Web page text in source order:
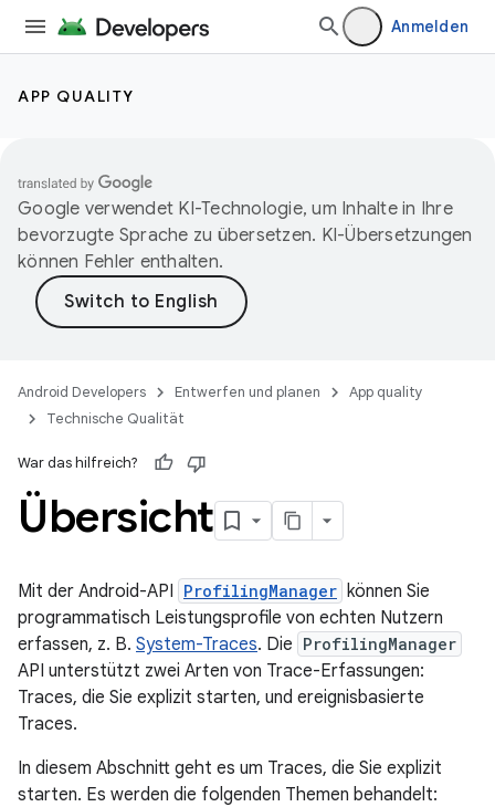
Anmelden
APP QUALITY
Google verwendet KI-Technologie, um Inhalte in Ihre
bevorzugte Sprache zu übersetzen. KI-Übersetzungen
können Fehler enthalten.
Android Developers Entwerfen und planen
App quality
Technische Qualität
War das hilfreich?
Übersicht
Mit der Android-API ProfilingManager können Sie
programmatisch Leistungsprofile von echten Nutzern
erfassen, z. B. System-Traces. Die ProfilingManager
API unterstützt zwei Arten von Trace-Erfassungen:
Traces, die Sie explizit starten, und ereignisbasierte
Traces.
In diesem Abschnitt geht es um Traces, die Sie explizit
starten. Es werden die folgenden Themen behandelt: